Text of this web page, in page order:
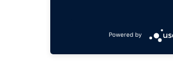
Powered by